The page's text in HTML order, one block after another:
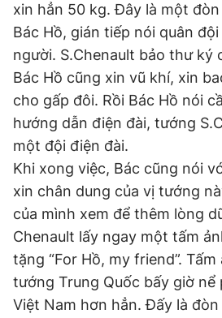
xin hẳn 50 kg. Đây là một
Bác Hồ, gián tiếp nói quân
người. S.Chenault bảo thư ký
Bác Hồ cũng xin vũ khí, xin
cho gấp đôi. Rồi Bác Hồ nói
hướng dẫn điện đài, tướng
một đội điện đài.
Khi xong việc, Bác cũng nói
xin chân dung của vị tướng
của mình xem để thêm lòng
Chenault lấy ngay một tấm
tặng “For Hồ, my friend”.
tướng Trung Quốc bấy giờ nể
Việt Nam hơn hẳn. Đấy là